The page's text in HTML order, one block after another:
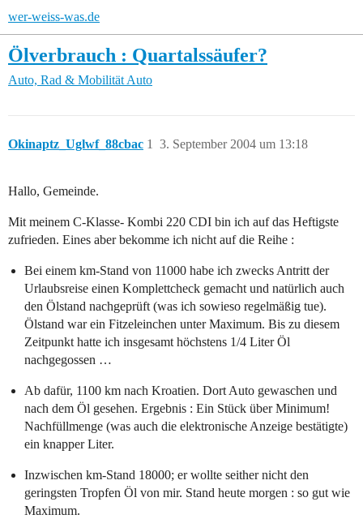
wer-weiss-was.de
Ölverbrauch : Quartalssäufer?
Auto, Rad & Mobilität Auto
Okinaptz_Uglwf_88cbac 3. September 2004 um 13:18
1
Hallo, Gemeinde.
Mit meinem C-Klasse- Kombi 220 CDI bin ich auf das Heftigste
zufrieden. Eines aber bekomme ich nicht auf die Reihe :
Bei einem km-Stand von 11000 habe ich zwecks Antritt der
Urlaubsreise einen Komplettcheck gemacht und natürlich auch
den Ölstand nachgeprüft (was ich sowieso regelmäßig tue).
Ölstand war ein Fitzeleinchen unter Maximum. Bis zu diesem
Zeitpunkt hatte ich insgesamt höchstens 1/4 Liter Öl
nachgegossen …
Ab dafür, 1100 km nach Kroatien. Dort Auto gewaschen und
nach dem Öl gesehen. Ergebnis : Ein Stück über Minimum!
Nachfüllmenge (was auch die elektronische Anzeige bestätigte)
ein knapper Liter.
Inzwischen km-Stand 18000; er wollte seither nicht den
geringsten Tropfen Öl von mir. Stand heute morgen : so gut wie
Maximum.